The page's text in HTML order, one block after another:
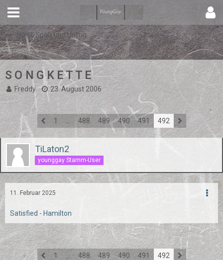
Spiel, Spaß und Unfug
S O N G K E T T E
Freddy 23. August 2006
1 … 488 489 490 491 492
TiLaton2
younggay Stamm-User
11. Februar 2025
Satisfied - Hamilton
1 … 488 489 490 491 492